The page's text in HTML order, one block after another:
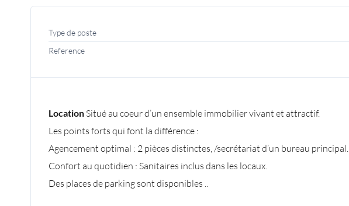
Type de poste
Reference
Location Situé au coeur d’un ensemble immobilier vivant et attractif.
Les points forts qui font la différence :
Agencement optimal : 2 pièces distinctes, /secrétariat d’un bureau principal.
Confort au quotidien : Sanitaires inclus dans les locaux.
Des places de parking sont disponibles ..